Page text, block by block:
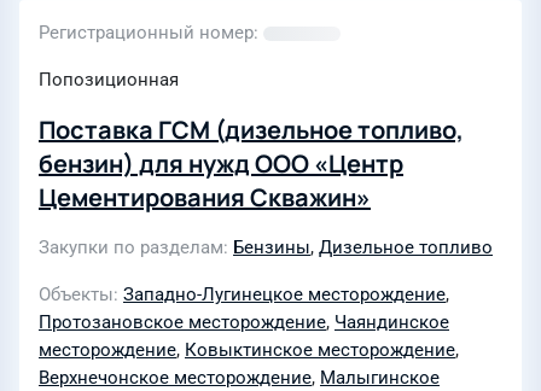
Регистрационный номер
Попозиционная
Поставка ГСМ (дизельное топливо,
бензин) для нужд ООО «Центр
Цементирования Скважин»
Закупки по разделам Бензины, Дизельное топливо
Объекты Западно-Лугинецкое месторождение,
Протозановское месторождение, Чаяндинское
месторождение, Ковыктинское месторождение,
Верхнечонское месторождение, Малыгинское